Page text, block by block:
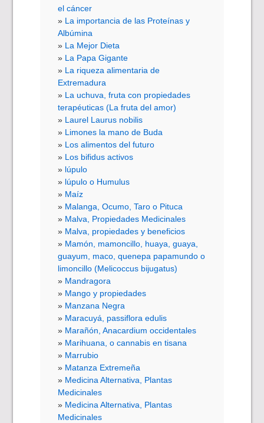
el cáncer
La importancia de las Proteínas y
Albúmina
La Mejor Dieta
La Papa Gigante
La riqueza alimentaria de
Extremadura
La uchuva, fruta con propiedades
terapéuticas (La fruta del amor)
Laurel Laurus nobilis
Limones la mano de Buda
Los alimentos del futuro
Los bifidus activos
lúpulo
lúpulo o Humulus
Maíz
Malanga, Ocumo, Taro o Pituca
Malva, Propiedades Medicinales
Malva, propiedades y beneficios
Mamón, mamoncillo, huaya, guaya,
guayum, maco, quenepa papamundo o
limoncillo (Melicoccus bijugatus)
Mandragora
Mango y propiedades
Manzana Negra
Maracuyá, passiflora edulis
Marañón, Anacardium occidentales
Marihuana, o cannabis en tisana
Marrubio
Matanza Extremeña
Medicina Alternativa, Plantas
Medicinales
Medicina Alternativa, Plantas
Medicinales